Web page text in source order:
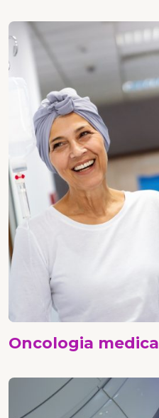
Oncologia medica
Oncologia medica
Radioterapia